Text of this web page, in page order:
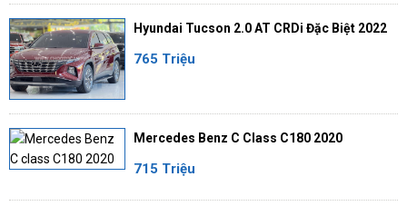
Hyundai Tucson 2.0 AT CRDi Đặc Biệt 2022
765 Triệu
Mercedes Benz C Class C180 2020
715 Triệu